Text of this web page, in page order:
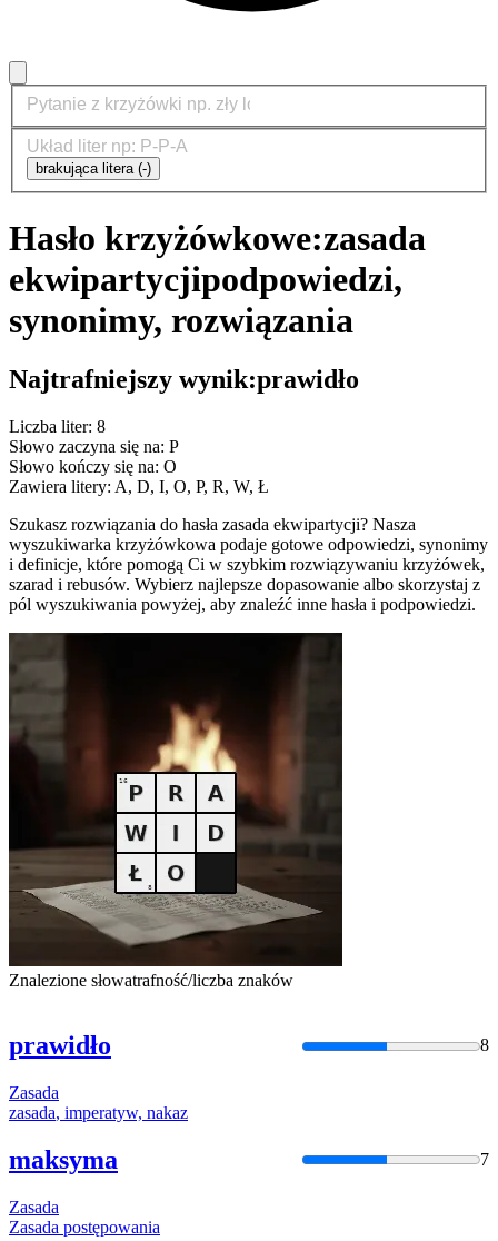
brakująca litera (-)
Hasło krzyżówkowe:zasada
ekwipartycjipodpowiedzi,
synonimy, rozwiązania
Najtrafniejszy wynik:prawidło
Liczba liter: 8
Słowo zaczyna się na: P
Słowo kończy się na: O
Zawiera litery: A, D, I, O, P, R, W, Ł
Szukasz rozwiązania do hasła zasada ekwipartycji? Nasza
wyszukiwarka krzyżówkowa podaje gotowe odpowiedzi, synonimy
i definicje, które pomogą Ci w szybkim rozwiązywaniu krzyżówek,
szarad i rebusów. Wybierz najlepsze dopasowanie albo skorzystaj z
pól wyszukiwania powyżej, aby znaleźć inne hasła i podpowiedzi.
Znalezione słowatrafność/liczba znaków
prawidło 8
Zasada
zasada, imperatyw, nakaz
maksyma 7
Zasada
Zasada postępowania